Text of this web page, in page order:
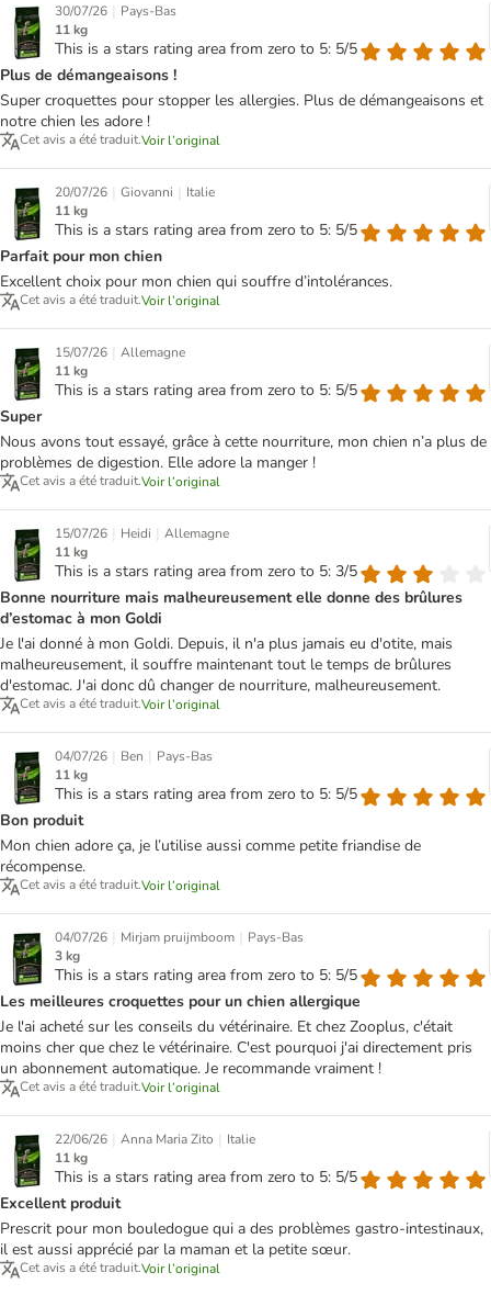
30/07/26 | Pays-Bas
11 kg
This is a stars rating area from zero to 5: 5/5
Plus de démangeaisons !
Super croquettes pour stopper les allergies. Plus de démangeaisons et
notre chien les adore !
Cet avis a été traduit.Voir l’original
20/07/26 | Giovanni | Italie
11 kg
This is a stars rating area from zero to 5: 5/5
Parfait pour mon chien
Excellent choix pour mon chien qui souffre d’intolérances.
Cet avis a été traduit.Voir l’original
15/07/26 | Allemagne
11 kg
This is a stars rating area from zero to 5: 5/5
Super
Nous avons tout essayé, grâce à cette nourriture, mon chien n’a plus de
problèmes de digestion. Elle adore la manger !
Cet avis a été traduit.Voir l’original
15/07/26 | Heidi | Allemagne
11 kg
This is a stars rating area from zero to 5: 3/5
Bonne nourriture mais malheureusement elle donne des brûlures
d’estomac à mon Goldi
Je l'ai donné à mon Goldi. Depuis, il n'a plus jamais eu d'otite, mais
malheureusement, il souffre maintenant tout le temps de brûlures
d'estomac. J'ai donc dû changer de nourriture, malheureusement.
Cet avis a été traduit.Voir l’original
04/07/26 | Ben | Pays-Bas
11 kg
This is a stars rating area from zero to 5: 5/5
Bon produit
Mon chien adore ça, je l’utilise aussi comme petite friandise de
récompense.
Cet avis a été traduit.Voir l’original
04/07/26 | Mirjam pruijmboom | Pays-Bas
3 kg
This is a stars rating area from zero to 5: 5/5
Les meilleures croquettes pour un chien allergique
Je l'ai acheté sur les conseils du vétérinaire. Et chez Zooplus, c'était
moins cher que chez le vétérinaire. C'est pourquoi j'ai directement pris
un abonnement automatique. Je recommande vraiment !
Cet avis a été traduit.Voir l’original
22/06/26 | Anna Maria Zito | Italie
11 kg
This is a stars rating area from zero to 5: 5/5
Excellent produit
Prescrit pour mon bouledogue qui a des problèmes gastro-intestinaux,
il est aussi apprécié par la maman et la petite sœur.
Cet avis a été traduit.Voir l’original